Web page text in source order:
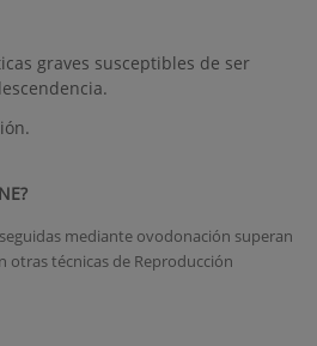
graves susceptibles de ser
mediante ovodonación superan
otras técnicas de Reproducción